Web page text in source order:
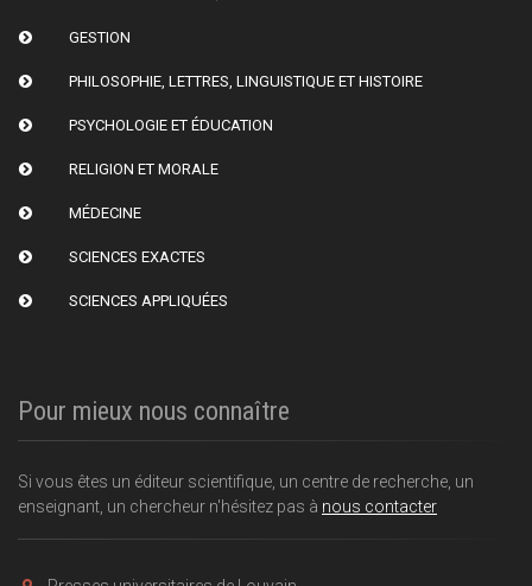
GESTION
PHILOSOPHIE, LETTRES, LINGUISTIQUE ET HISTOIRE
PSYCHOLOGIE ET ÉDUCATION
RELIGION ET MORALE
MÉDECINE
SCIENCES EXACTES
SCIENCES APPLIQUÉES
Pour mieux nous connaître
Si vous êtes un éditeur scientifique, un centre de recherche, un
enseignant, un chercheur n'hésitez pas à nous contacter